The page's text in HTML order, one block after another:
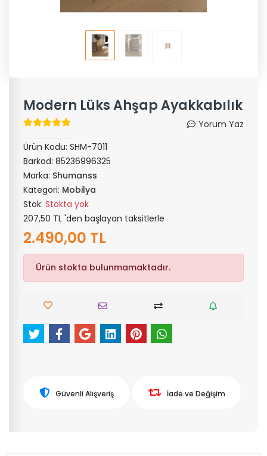
Modern Lüks Ahşap Ayakkabılık
Yorum Yaz
Ürün Kodu: SHM-7011
Barkod: 85236996325
Marka: Shumanss
Kategori: Mobilya
Stok: Stokta yok
207,50 TL 'den başlayan taksitlerle
2.490,00 TL
Ürün stokta bulunmamaktadır.
Güvenli Alışveriş İade ve Değişim